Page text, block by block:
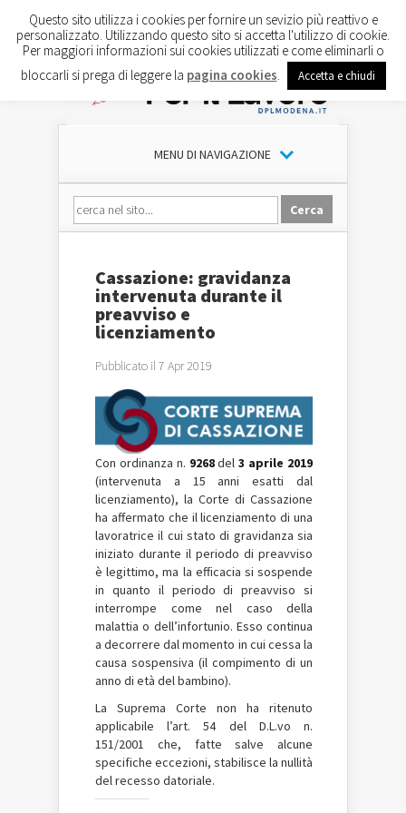
MENU DI NAVIGAZIONE
Cassazione: gravidanza
intervenuta durante il
preavviso e
licenziamento
Pubblicato il 7 Apr 2019
Con ordinanza n. 9268del3 aprile 2019
(intervenuta a 15 anni esatti dal
licenziamento), la Corte di Cassazione
ha affermato che il licenziamento di una
lavoratrice il cui stato di gravidanza sia
iniziato durante il periodo di preavviso
è legittimo, ma la efficacia si sospende
in quanto il periodo di preavviso si
interrompe come nel caso della
malattia o dell’infortunio. Esso continua
a decorrere dal momento in cui cessa la
causa sospensiva (il compimento di un
anno di età del bambino).
La Suprema Corte non ha ritenuto
applicabile l’art. 54 del D.L.vo n.
151/2001 che, fatte salve alcune
specifiche eccezioni, stabilisce la nullità
del recesso datoriale.
Questo sito utilizza i cookies per fornire un sevizio più reattivo e
personalizzato. Utilizzando questo sito si accetta l'utilizzo di cookie.
Per maggiori informazioni sui cookies utilizzati e come eliminarli o
bloccarli si prega di leggere la pagina cookies Accetta e chiudi